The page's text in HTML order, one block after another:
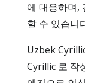
에 대응하며,
할 수 있습니
Uzbek
Cyrillic 로 작